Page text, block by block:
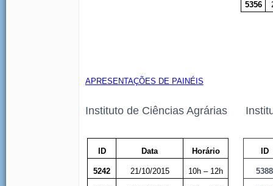
5356
APRESENTAÇÕES DE PAINÉIS
Instituto de Ciências Agrárias
ID Data Horário ID
5242 21/10/2015 10h – 12h 5388